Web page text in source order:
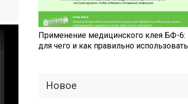
Применение медицинского клея БФ-6:
для чего и как правильно использовать
Новое